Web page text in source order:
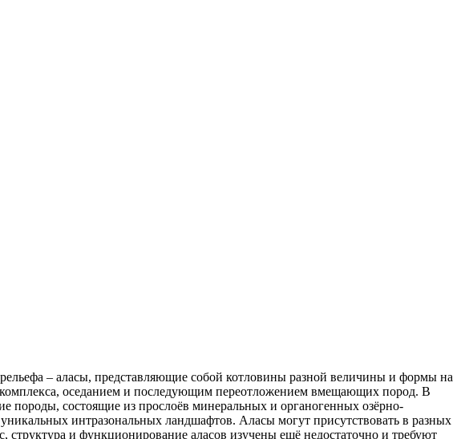
– аласы, представляющие собой котловины разной величины и формы на
комплекса, оседанием и последующим переотложением вмещающих пород. В
породы, состоящие из прослоёв минеральных и органогенных озёрно-
интразональных ландшафтов. Аласы могут присутствовать в разных
структура и функционирование аласов изучены ещё недостаточно и требуют